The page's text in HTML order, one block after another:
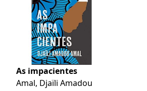
As impacientes
Amal, Djaïli Amadou